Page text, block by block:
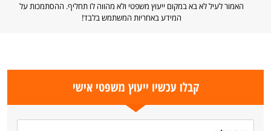
האמור לעיל לא בא במקום ייעוץ משפטי ולא מהווה לו תחליף. ההסתמכות על
המידע באחריות המשתמש בלבד!
קבלו עכשיו ייעוץ משפטי אישי